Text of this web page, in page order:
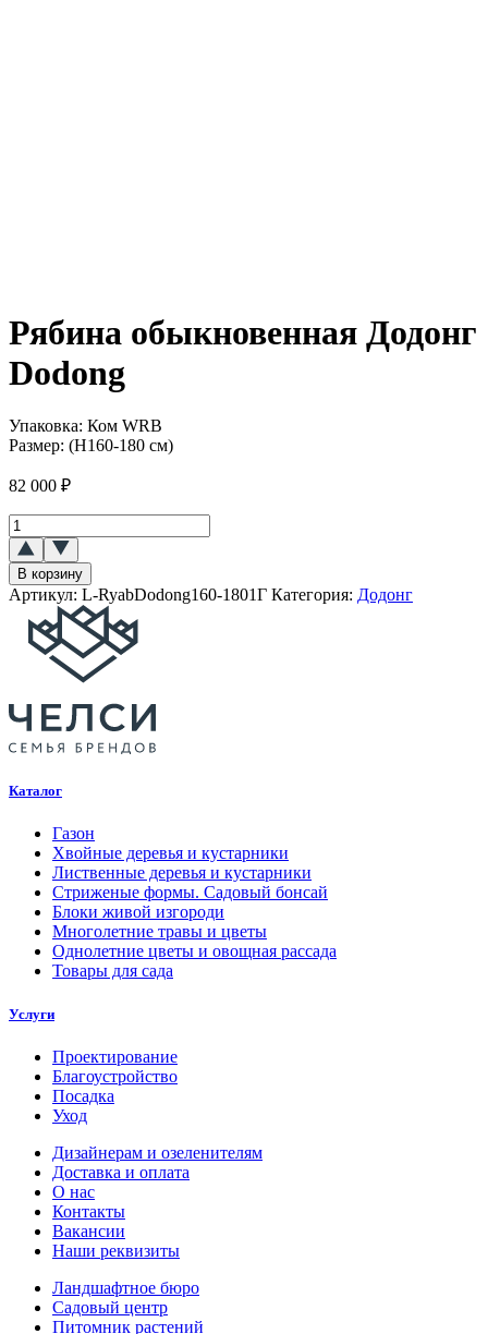
Рябина обыкновенная Додонг
Dodong
Упаковка: Ком WRB
Размер: (H160-180 см)
82 000 ₽
Количество
товара
Рябина
обыкновенная
Додонг
(Dodong)
В корзину
Артикул: L-RyabDodong160-1801Г Категория: Додонг
Каталог
Газон
Хвойные деревья и кустарники
Лиственные деревья и кустарники
Стриженые формы. Садовый бонсай
Блоки живой изгороди
Многолетние травы и цветы
Однолетние цветы и овощная рассада
Товары для сада
Услуги
Проектирование
Благоустройство
Посадка
Уход
Дизайнерам и озеленителям
Доставка и оплата
О нас
Контакты
Вакансии
Наши реквизиты
Ландшафтное бюро
Садовый центр
Питомник растений